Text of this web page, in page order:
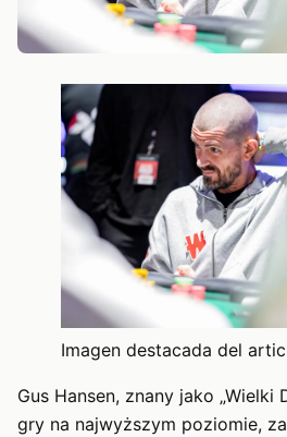
Imagen destacada del
Gus Hansen, znany jako „Wielki
gry na najwyższym poziomie,